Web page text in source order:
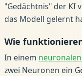
"Gedächtnis" der KI
das Modell gelernt
Wie
In einem
zwei Neuronen ein